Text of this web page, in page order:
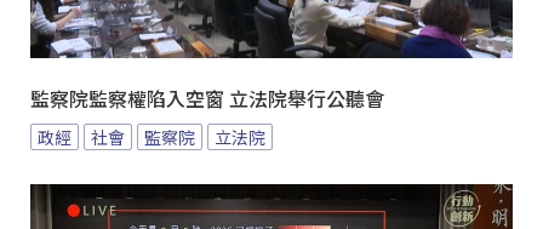
監察院監察權陷入空窗 立法院舉行公聽會
政經 社會 監察院 立法院